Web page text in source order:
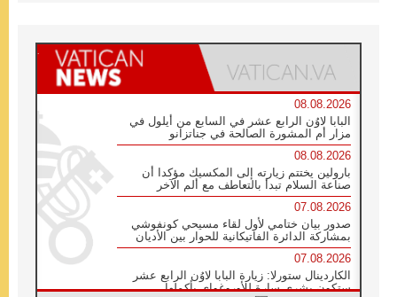
08.08.2026
البابا لاوُن الرابع عشر في السابع من أيلول في
مزار أم المشورة الصالحة في جناتزانو
08.08.2026
بارولين يختتم زيارته إلى المكسيك مؤكدا أن
صناعة السلام تبدأ بالتعاطف مع ألم الآخر
07.08.2026
صدور بيان ختامي لأول لقاء مسيحي كونفوشي
بمشاركة الدائرة الفاتيكانية للحوار بين الأديان
07.08.2026
الكاردينال ستورلا: زيارة البابا لاوُن الرابع عشر
ستكون بشرى سارة للأوروغواي بأكملها